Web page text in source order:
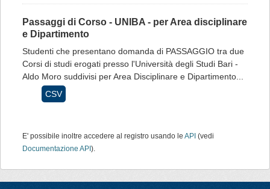
Passaggi di Corso - UNIBA - per Area disciplinare
e Dipartimento
Studenti che presentano domanda di PASSAGGIO tra due
Corsi di studi erogati presso l'Università degli Studi Bari -
Aldo Moro suddivisi per Area Disciplinare e Dipartimento...
CSV
E' possibile inoltre accedere al registro usando le API (vedi
Documentazione API ).